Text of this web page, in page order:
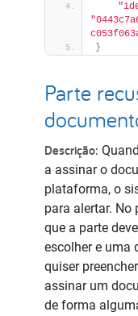
}
Parte
Descrição:
a assinar o
plataforma, o
para alertar.
que a parte
escolher e uma
quiser
assinar um
de forma